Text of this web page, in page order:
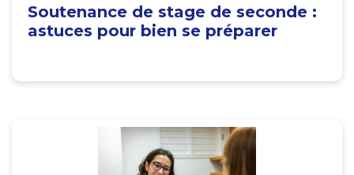
Soutenance de stage de seconde :
astuces pour bien se préparer